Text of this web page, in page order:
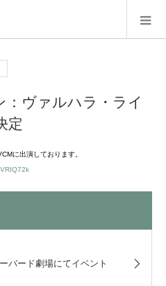
ヴァルハラ・ライ
定
に出演しております。
バード劇場にてイベント